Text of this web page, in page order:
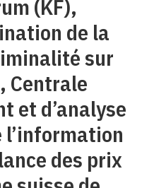
(KF),
de la
sur
Centrale
et d’analyse
l’information
des prix